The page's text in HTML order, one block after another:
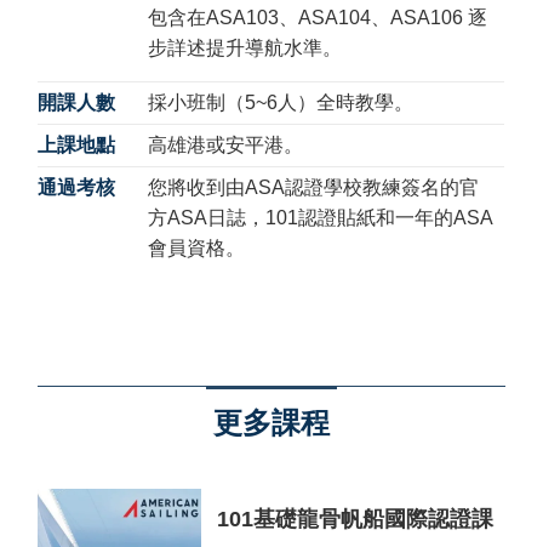
包含在ASA103、ASA104、ASA106 逐
步詳述提升導航水準。
開課人數 採小班制（5~6人）全時教學。
上課地點 高雄港或安平港。
通過考核
您將收到由ASA認證學校教練簽名的官
方ASA日誌，101認證貼紙和一年的ASA
會員資格。
更多課程
101基礎龍骨帆船國際認證課